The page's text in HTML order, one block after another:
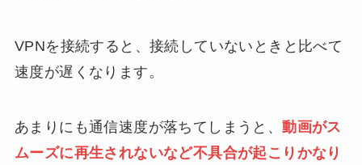
VPNを接続すると、接続していないときと比べて
速度が遅くなります。
あまりにも通信速度が落ちてしまうと、動画がス
ムーズに再生されないなど不具合が起こりかなり